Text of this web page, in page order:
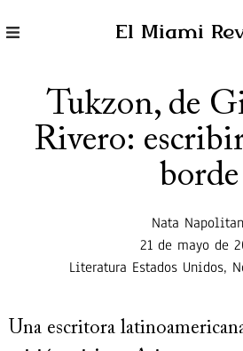
El Miami
Tukzon, de
Rivero:
borde
Nata
21 de mayo de
Literatura Estados Unidos,
Una escritora